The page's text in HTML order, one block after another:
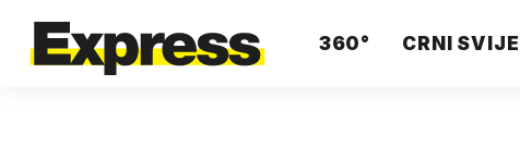
360° CRNI